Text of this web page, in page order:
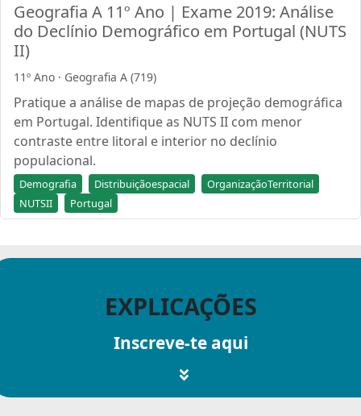
Geografia A 11º Ano | Exame 2019: Análise
do Declínio Demográfico em Portugal (NUTS
II)
11º Ano · Geografia A (719)
Pratique a análise de mapas de projeção demográfica
em Portugal. Identifique as NUTS II com menor
contraste entre litoral e interior no declínio
populacional.
Demografia Distribuiçãoespacial
OrganizaçãoTerritorial
NUTSII
Portugal
EXPLICAÇÕES
Inscreve-te aqui